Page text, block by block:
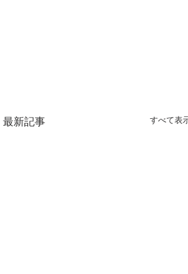
最新記事 すべて表示